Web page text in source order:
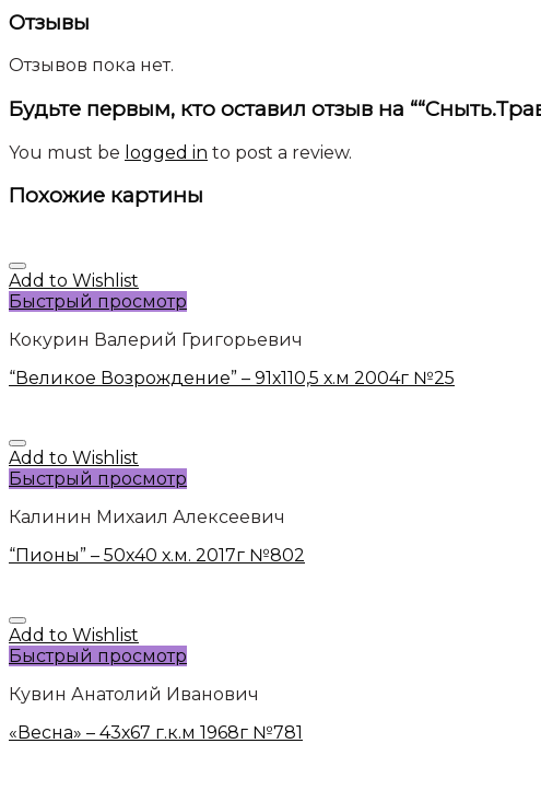
Отзывы
Отзывов пока нет.
Будьте первым, кто оставил отзыв на
You must be logged in to post a review.
Похожие картины
Add to Wishlist
Быстрый просмотр
Кокурин Валерий Григорьевич
“Великое Возрождение” – 91х110,5 х.м 2004г №25
Add to Wishlist
Быстрый просмотр
Калинин Михаил Алексеевич
“Пионы” – 50х40 х.м. 2017г №802
Add to Wishlist
Быстрый просмотр
Кувин Анатолий Иванович
«Весна» – 43х67 г.к.м 1968г №781